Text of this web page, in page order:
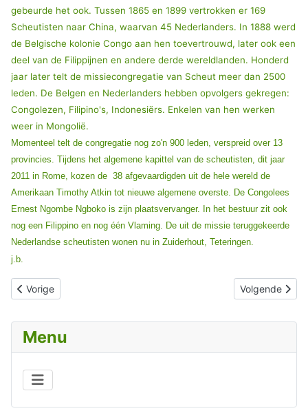
Menu
gebeurde het ook. Tussen 1865 en 1899 vertrokken er 169
Scheutisten naar China, waarvan 45 Nederlanders. In 1888 werd
de Belgische kolonie Congo aan hen toevertrouwd, later ook een
deel van de Filippijnen en andere derde wereldlanden. Honderd
jaar later telt de missiecongregatie van Scheut meer dan 2500
leden. De Belgen en Nederlanders hebben opvolgers gekregen:
Congolezen, Filipino's, Indonesiërs. Enkelen van hen werken
weer in Mongolië.
Momenteel telt de congregatie nog zo'n 900 leden, verspreid over 13
provincies. Tijdens het algemene kapittel van de scheutisten, dit jaar
2011 in Rome, kozen de 38 afgevaardigden uit de hele wereld de
Amerikaan Timothy Atkin tot nieuwe algemene overste. De Congolees
Ernest Ngombe Ngboko is zijn plaatsvervanger. In het bestuur zit ook
nog een Filippino en nog één Vlaming. De uit de missie teruggekeerde
Nederlandse scheutisten wonen nu in Zuiderhout, Teteringen.
j.b.
Vorig artikel: HERBERT VAUGHAN, stichter van de
Vorige Volgende
Volgende